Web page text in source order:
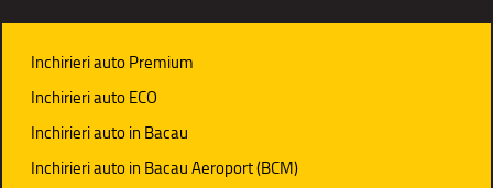
Inchirieri auto Premium
Inchirieri auto ECO
Inchirieri auto in Bacau
Inchirieri auto in Bacau Aeroport (BCM)